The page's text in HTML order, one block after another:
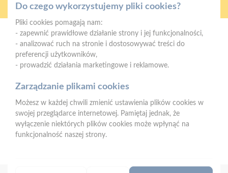
Mrówka Łososina
Łososina Dolna 416, 33-314 Łososina Dolna
E-mail: lososina@psbmrowka.com.pl
NIP:871-165-81-46
REGON: 121470982
Do czego wykorzystujemy pliki cookies?
Pliki cookies pomagają nam:
- zapewnić prawidłowe działanie strony i jej funkcjonalności,
- analizować ruch na stronie i dostosowywać treści do
preferencji użytkowników,
- prowadzić działania marketingowe i reklamowe.
Zarządzanie plikami cookies
Możesz w każdej chwili zmienić ustawienia plików cookies w
swojej przeglądarce internetowej. Pamiętaj jednak, że
wyłączenie niektórych plików cookies może wpłynąć na
funkcjonalność naszej strony.